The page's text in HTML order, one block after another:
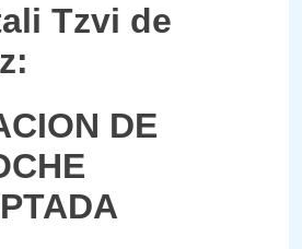
Tzvi de
DE